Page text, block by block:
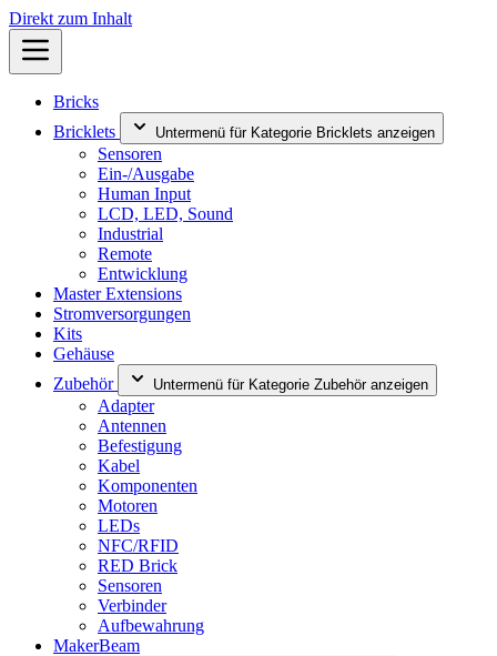
Direkt zum Inhalt
Bricks
Bricklets
Untermenü für Kategorie Bricklets anzeigen
Sensoren
Ein-/Ausgabe
Human Input
LCD, LED, Sound
Industrial
Remote
Entwicklung
Master Extensions
Stromversorgungen
Kits
Gehäuse
Zubehör
Untermenü für Kategorie Zubehör anzeigen
Adapter
Antennen
Befestigung
Kabel
Komponenten
Motoren
LEDs
NFC/RFID
RED Brick
Sensoren
Verbinder
Aufbewahrung
MakerBeam